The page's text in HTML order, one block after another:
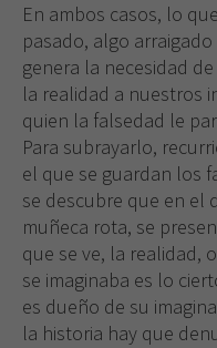
En ambos casos, lo
pasado, algo
genera la necesidad
la realidad a nuestros
quien la falsedad le
Para subrayarlo,
el que se guardan los
se descubre que en el
muñeca rota, se
que se ve, la realidad,
se imaginaba es lo
es dueño de su
la historia hay que